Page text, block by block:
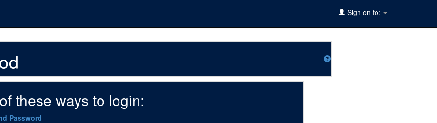
Sign on to:
these ways to login:
Password